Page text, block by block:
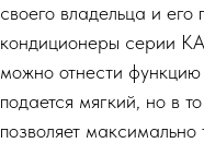
своего владельца и
кондиционеры серии
можно отнести
подается мягкий, но в
позволяет